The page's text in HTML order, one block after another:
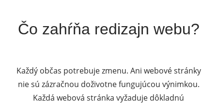
Čo zahŕňa redizajn webu?
Každý občas potrebuje zmenu. Ani webové stránky
nie sú zázračnou doživotne fungujúcou výnimkou.
Každá webová stránka vyžaduje dôkladnú